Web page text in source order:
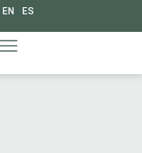
EN ES